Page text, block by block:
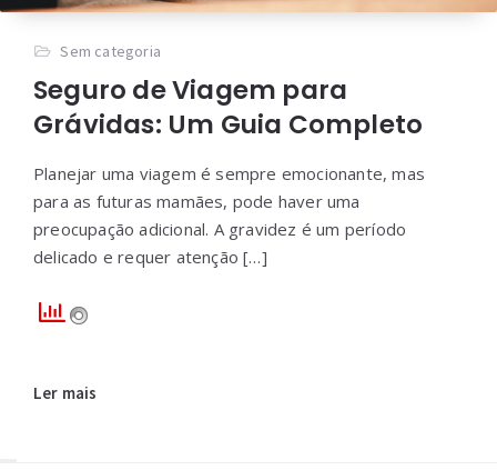
Sem categoria
Seguro de Viagem para
Grávidas: Um Guia Completo
Planejar uma viagem é sempre emocionante, mas
para as futuras mamães, pode haver uma
preocupação adicional. A gravidez é um período
delicado e requer atenção […]
Ler mais